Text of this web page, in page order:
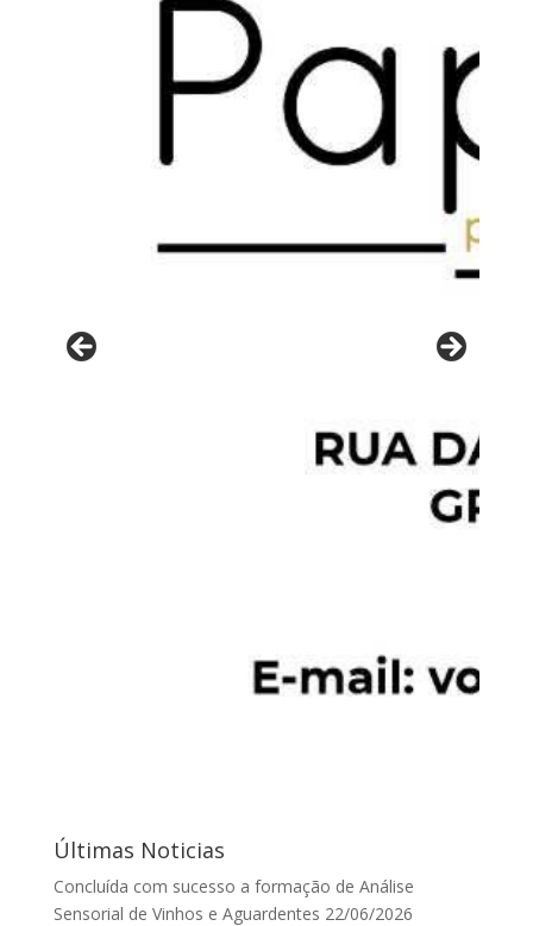
Últimas Noticias
Concluída com sucesso a formação de Análise
Sensorial de Vinhos e Aguardentes 22/06/2026